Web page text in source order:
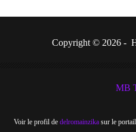
Copyright © 2026 -
MB
Voir le profil de delromainzikasur le